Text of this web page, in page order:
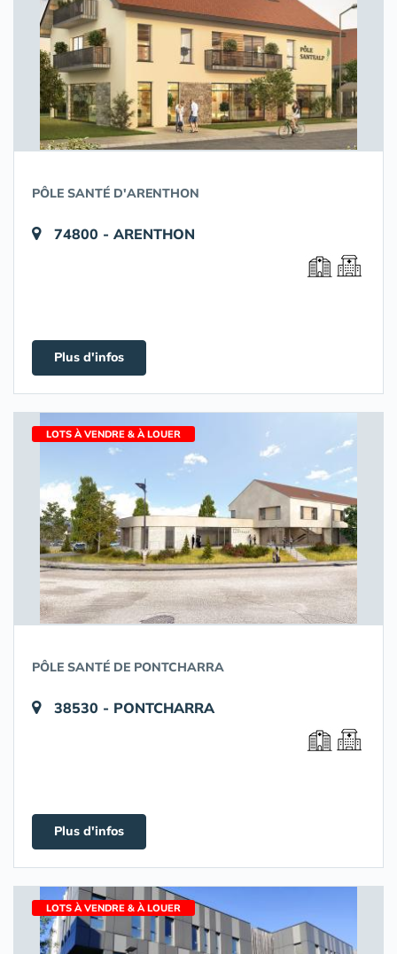
PÔLE SANTÉ D'ARENTHON
74800 - ARENTHON
Plus d'infos
LOTS À VENDRE & À LOUER
PÔLE SANTÉ DE PONTCHARRA
38530 - PONTCHARRA
Plus d'infos
LOTS À VENDRE & À LOUER